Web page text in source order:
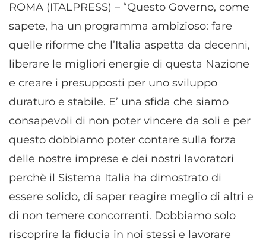
ROMA (ITALPRESS) – “Questo Governo, come
sapete, ha un programma ambizioso: fare
quelle riforme che l’Italia aspetta da decenni,
liberare le migliori energie di questa Nazione
e creare i presupposti per uno sviluppo
duraturo e stabile. E’ una sfida che siamo
consapevoli di non poter vincere da soli e per
questo dobbiamo poter contare sulla forza
delle nostre imprese e dei nostri lavoratori
perchè il Sistema Italia ha dimostrato di
essere solido, di saper reagire meglio di altri e
di non temere concorrenti. Dobbiamo solo
riscoprire la fiducia in noi stessi e lavorare